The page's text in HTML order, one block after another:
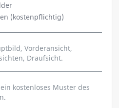
(kostenpflichtig)
Vorderansicht,
Draufsicht.
kostenloses Muster des